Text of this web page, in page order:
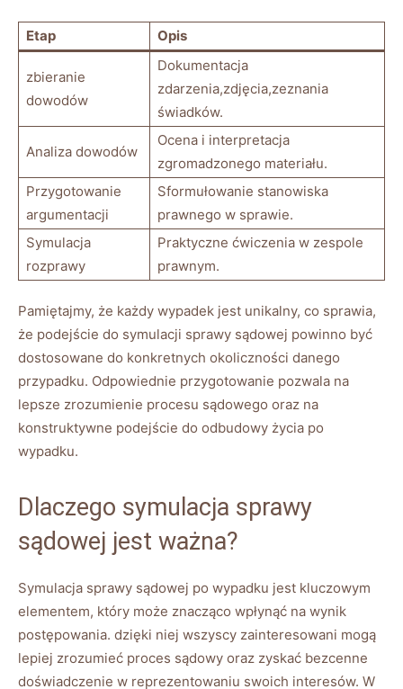
Etap Opis
zbieranie
dowodów
Dokumentacja
zdarzenia,zdjęcia,zeznania
świadków.
Analiza dowodów
Ocena i interpretacja
zgromadzonego materiału.
Przygotowanie
argumentacji
Sformułowanie stanowiska
prawnego w sprawie.
Symulacja
rozprawy
Praktyczne ćwiczenia w zespole
prawnym.
Pamiętajmy, że każdy wypadek jest unikalny, co sprawia,
że podejście do symulacji sprawy sądowej powinno być
dostosowane do konkretnych okoliczności danego
przypadku. Odpowiednie przygotowanie pozwala na
lepsze zrozumienie procesu sądowego oraz na
konstruktywne podejście do odbudowy życia po
wypadku.
Dlaczego symulacja sprawy
sądowej jest ważna?
Symulacja sprawy sądowej po wypadku jest kluczowym
elementem, który może znacząco wpłynąć na wynik
postępowania. dzięki niej wszyscy zainteresowani mogą
lepiej zrozumieć proces sądowy oraz zyskać bezcenne
doświadczenie w reprezentowaniu swoich interesów. W